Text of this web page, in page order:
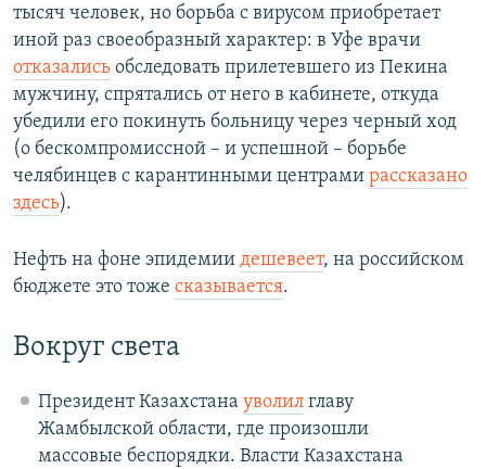
тысяч человек, но борьба с вирусом приобретает
иной раз своеобразный характер: в Уфе врачи
отказались обследовать прилетевшего из Пекина
мужчину, спрятались от него в кабинете, откуда
убедили его покинуть больницу через черный ход
(о бескомпромиссной – и успешной – борьбе
челябинцев с карантинными центрами рассказано
здесь).
Нефть на фоне эпидемии дешевеет, на российском
бюджете это тоже сказывается.
Вокруг света
Президент Казахстана уволилглаву
Жамбылской области, где произошли
массовые беспорядки. Власти Казахстана